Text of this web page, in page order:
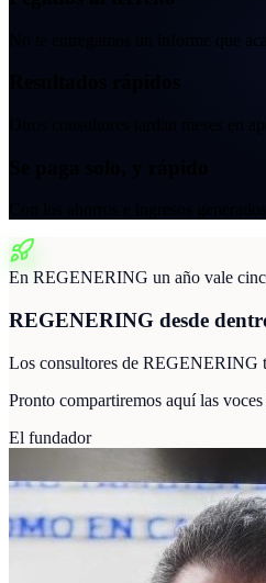
No te entregamos un informe que
Otros consultores tardan meses en
Con los ahorros e ingresos
En REGENERING un año vale
REGENERING desde
Los consultores de REGENERING
Pronto compartiremos aquí las
El fundador